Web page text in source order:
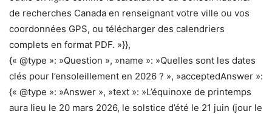
de recherches Canada en renseignant votre ville ou vos
coordonnées GPS, ou télécharger des calendriers
complets en format PDF. »}},
{« @type »: »Question », »name »: »Quelles sont les dates
clés pour l’ensoleillement en 2026 ? », »acceptedAnswer »:
{« @type »: »Answer », »text »: »L’équinoxe de printemps
aura lieu le 20 mars 2026, le solstice d’été le 21 juin (jour le